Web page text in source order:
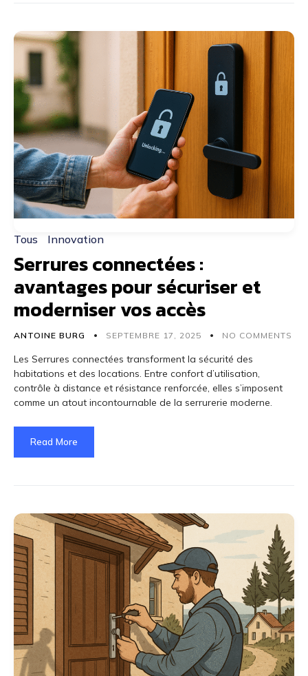
Tous Innovation
Serrures connectées :
avantages pour sécuriser et
moderniser vos accès
ANTOINE BURG SEPTEMBRE 17, 2025 NO COMMENTS
Les Serrures connectées transforment la sécurité des
habitations et des locations. Entre confort d’utilisation,
contrôle à distance et résistance renforcée, elles s’imposent
comme un atout incontournable de la serrurerie moderne.
Read More